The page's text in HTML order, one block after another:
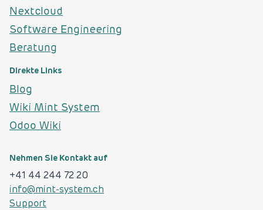
Nextcloud
Software Engineering
Beratung
Direkte Links
Blog
Wiki Mint System
Odoo Wiki
Nehmen Sie Kontakt auf
+41 44 244 72 20
info@mint-system.ch
Support